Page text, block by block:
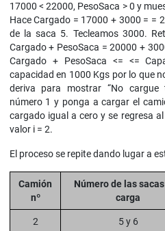
17000 < 22000, PesoSaca > 0 y
Hace Cargado = 17000 + 3000 = =
de la saca 5. Tecleamos 3000.
Cargado + PesoSaca = 20000 +
Cargado + PesoSaca <= <=
capacidad en 1000 Kgs por lo que
deriva para mostrar “No cargue
número 1 y ponga a cargar el
cargado igual a cero y se regresa
valor i = 2.
El proceso se repite dando lugar a
Camión
nº
Número de las
carga
2 5 y 6